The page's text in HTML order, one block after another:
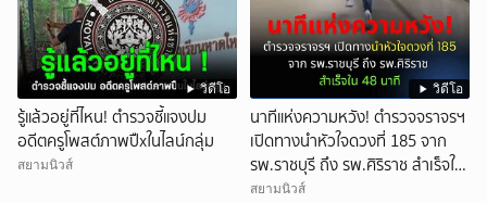
วิดีโอ
รู้แล้วอยู่ที่ไหน! ตำรวจชี้แจงปม
อดีตครูโพสต์ภาพปืxในไลน์กลุ่ม
สยามนิวส์
วิดีโอ
นาทีแห่งความหวัง! ตำรวจจราจรฯ
เปิดทางนำหัวใจดวงที่ 185 จาก
รพ.ราชบุรี ถึง รพ.ศิริราช สำเร็จใน
48 นาที
สยามนิวส์